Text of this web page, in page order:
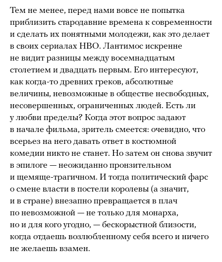
Тем не менее, перед нами вовсе не попытка
приблизить стародавние времена к современности
и сделать их понятными молодежи, как это делает
в своих сериалах HBO. Лантимос искренне
не видит разницы между восемнадцатым
столетием и двадцать первым. Его интересуют,
как когда-то древних греков, абсолютные
величины, невозможные в обществе несвободных,
несовершенных, ограниченных людей. Есть ли
у любви пределы? Когда этот вопрос задают
в начале фильма, зритель смеется: очевидно, что
всерьез на него давать ответ в костюмной
комедии никто не станет. Но затем он снова звучит
в эпилоге — неожиданно пронзительном
и щемяще-трагичном. И тогда политический фарс
о смене власти в постели королевы (а значит,
и в стране) внезапно превращается в плач
по невозможной — не только для монарха,
но и для кого угодно, — бескорыстной близости,
когда отдаешь возлюбленному себя всего и ничего
не желаешь взамен.